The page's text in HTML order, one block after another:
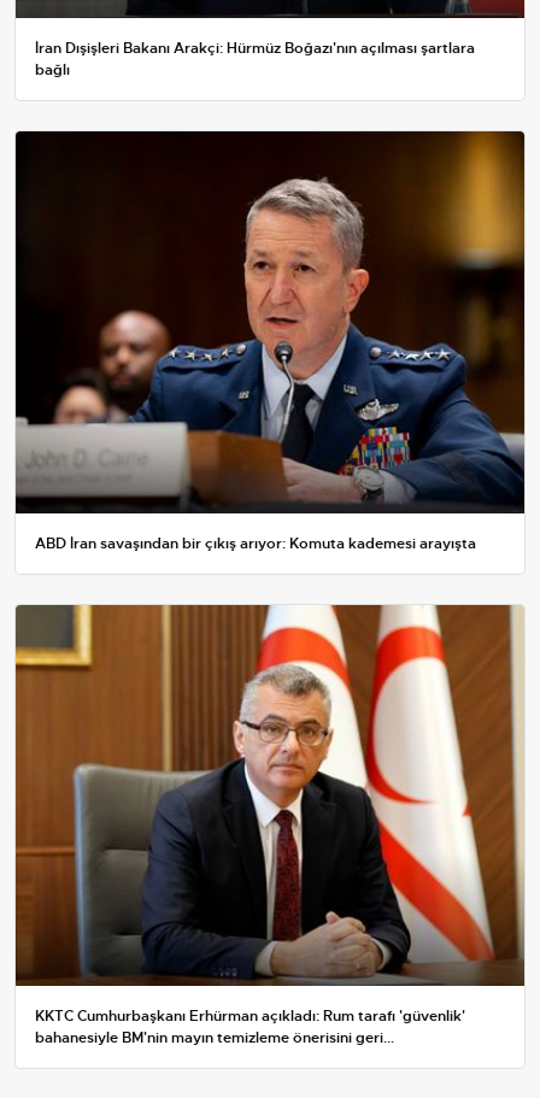
İran Dışişleri Bakanı Arakçi: Hürmüz Boğazı'nın açılması şartlara
bağlı
ABD İran savaşından bir çıkış arıyor: Komuta kademesi arayışta
KKTC Cumhurbaşkanı Erhürman açıkladı: Rum tarafı 'güvenlik'
bahanesiyle BM'nin mayın temizleme önerisini geri...